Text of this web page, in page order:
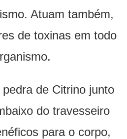
Atuam também,
de toxinas em todo
de Citrino junto
do travesseiro
para o corpo,